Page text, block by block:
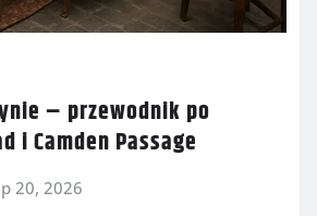
– przewodnik po
i Camden Passage
20, 2026